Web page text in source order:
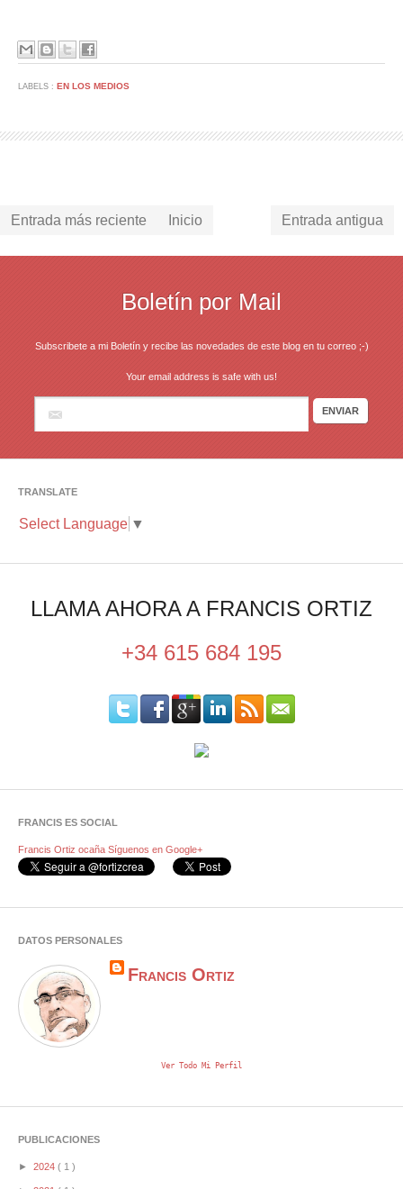
LABELS : EN LOS MEDIOS
Entrada más reciente Entrada antigua
Inicio
Boletín por Mail
Subscribete a mi Boletín y recibe las novedades de este blog en tu correo ;-)
Your email address is safe with us!
TRANSLATE
Select Language ▼
LLAMA AHORA A FRANCIS ORTIZ
+34 615 684 195
FRANCIS ES SOCIAL
Francis Ortiz ocaña Síguenos en Google+
DATOS PERSONALES
Francis Ortiz
Ver Todo Mi Perfil
PUBLICACIONES
► 2024 ( 1 )